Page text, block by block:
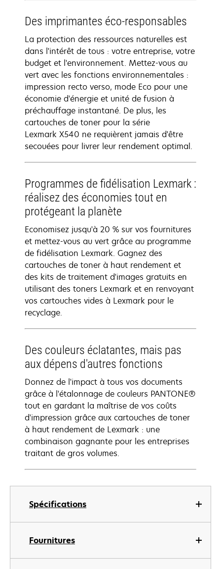
Spécifications
Fournitures
Des imprimantes éco-responsables
La protection des ressources naturelles est
dans l'intérêt de tous : votre entreprise, votre
budget et l'environnement. Mettez-vous au
vert avec les fonctions environnementales :
impression recto verso, mode Eco pour une
économie d'énergie et unité de fusion à
préchauffage instantané. De plus, les
cartouches de toner pour la série
Lexmark X540 ne requièrent jamais d'être
secouées pour livrer leur rendement optimal.
Programmes de fidélisation Lexmark :
réalisez des économies tout en
protégeant la planète
Economisez jusqu'à 20 % sur vos fournitures
et mettez-vous au vert grâce au programme
de fidélisation Lexmark. Gagnez des
cartouches de toner à haut rendement et
des kits de traitement d'images gratuits en
utilisant des toners Lexmark et en renvoyant
vos cartouches vides à Lexmark pour le
recyclage.
Des couleurs éclatantes, mais pas
aux dépens d'autres fonctions
Donnez de l'impact à tous vos documents
grâce à l'étalonnage de couleurs PANTONE®
tout en gardant la maîtrise de vos coûts
d'impression grâce aux cartouches de toner
à haut rendement de Lexmark : une
combinaison gagnante pour les entreprises
traitant de gros volumes.